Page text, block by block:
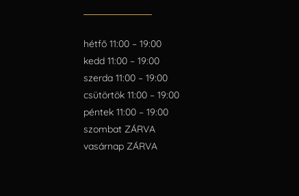
hétfő 11:00 – 19:00
kedd 11:00 – 19:00
szerda 11:00 – 19:00
csütörtök 11:00 – 19:00
péntek 11:00 – 19:00
szombat ZÁRVA
vasárnap ZÁRVA